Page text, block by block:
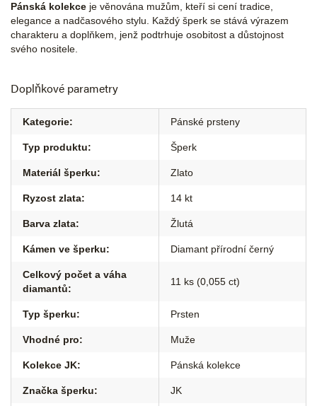
Pánská kolekce je věnována mužům, kteří si cení tradice,
elegance a nadčasového stylu. Každý šperk se stává výrazem
charakteru a doplňkem, jenž podtrhuje osobitost a důstojnost
svého nositele.
Doplňkové parametry
Kategorie: Pánské prsteny
Typ produktu: Šperk
Materiál šperku: Zlato
Ryzost zlata: 14 kt
Barva zlata: Žlutá
Kámen ve šperku: Diamant přírodní černý
Celkový počet a váha
diamantů:
11 ks (0,055 ct)
Typ šperku: Prsten
Vhodné pro: Muže
Kolekce JK: Pánská kolekce
Značka šperku: JK